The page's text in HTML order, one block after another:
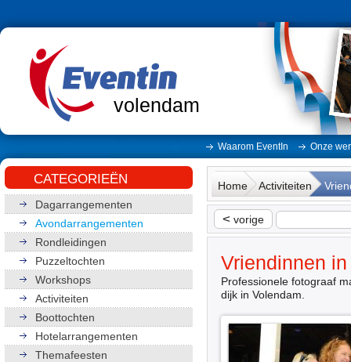
volendam
Waarom EventIn Onze
CATEGORIEËN
Dagarrangementen
Avondarrangementen
Rondleidingen
Puzzeltochten
Workshops
Activiteiten
Boottochten
Hotelarrangementen
Themafeesten
Home Activiteiten
< vorige
Vriendinnen
Professionele fotograaf
dijk in Volendam.